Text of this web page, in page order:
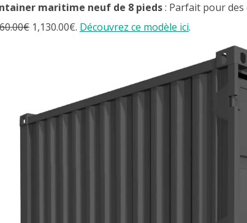
maritime neuf de 8 pieds: Parfait pour
1,130.00€. Découvrez ce modèle ici.